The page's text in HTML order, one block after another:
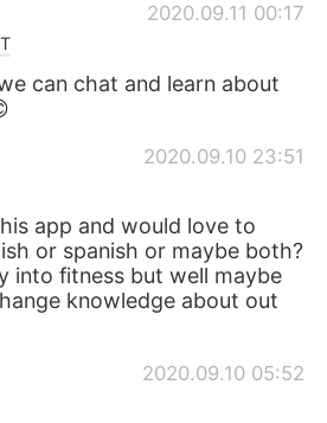
2020.09.11 00:17
can chat and learn about
2020.09.10 23:51
app and would love to
or spanish or maybe both?
into fitness but well maybe
knowledge about out
2020.09.10 05:52